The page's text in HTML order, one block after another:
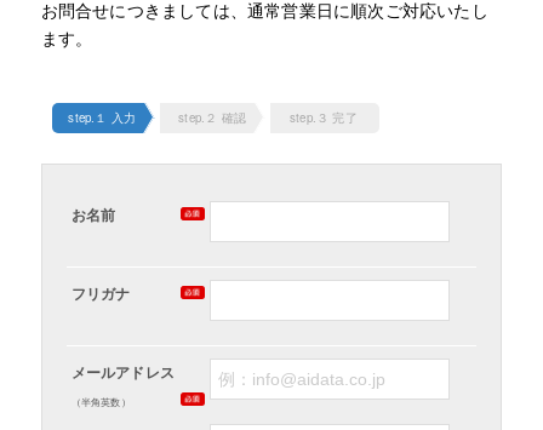
お問合せにつきましては、通常営業日に順次ご対応いたし
ます。
step.１ 入力 step.２ 確認 step.３ 完了
お名前
フリガナ
メールアドレス
（半角英数）